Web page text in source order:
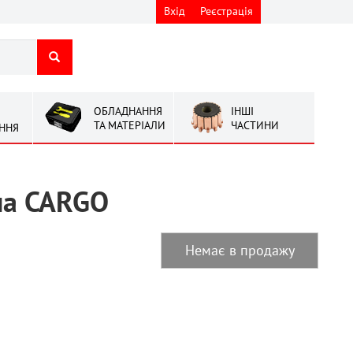
Вхід Реєстрація
ОБЛАДНАННЯ
ТА МАТЕРІАЛИ
ІНШІ
ЧАСТИНИ
CARGO
Немає в продажу